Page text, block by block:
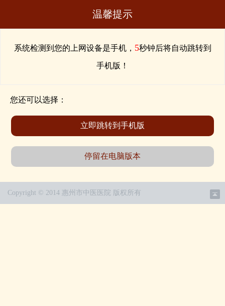
温馨提示
系统检测到您的上网设备是手机， 5秒钟后将自动跳转到
手机版！
您还可以选择：
立即跳转到手机版
停留在电脑版本
Copyright © 2014 惠州市中医医院 版权所有